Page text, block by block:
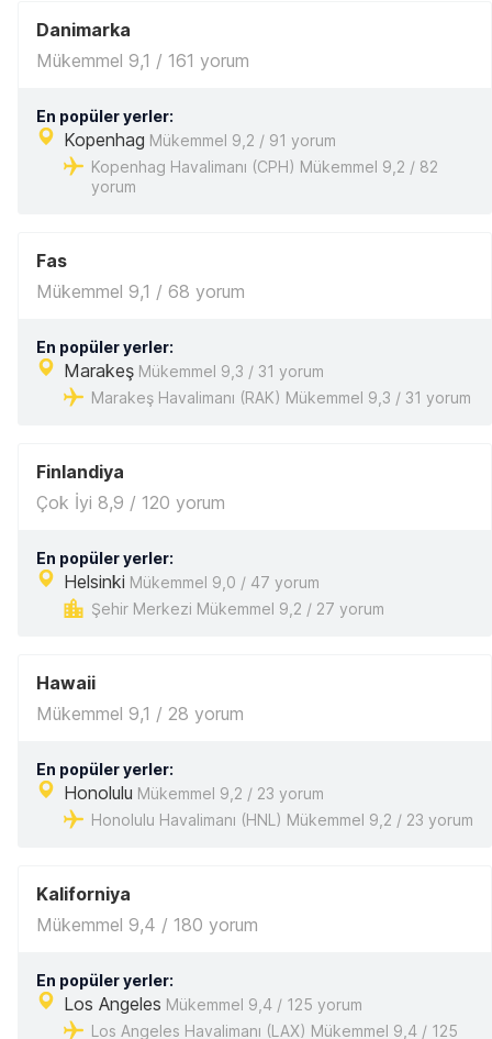
Danimarka
Mükemmel 9,1 / 161 yorum
En popüler yerler:
Kopenhag Mükemmel 9,2 / 91 yorum
Kopenhag Havalimanı (CPH) Mükemmel 9,2 / 82
yorum
Fas
Mükemmel 9,1 / 68 yorum
En popüler yerler:
Marakeş Mükemmel 9,3 / 31 yorum
Marakeş Havalimanı (RAK) Mükemmel 9,3 / 31 yorum
Finlandiya
Çok İyi 8,9 / 120 yorum
En popüler yerler:
Helsinki Mükemmel 9,0 / 47 yorum
Şehir Merkezi Mükemmel 9,2 / 27 yorum
Hawaii
Mükemmel 9,1 / 28 yorum
En popüler yerler:
Honolulu Mükemmel 9,2 / 23 yorum
Honolulu Havalimanı (HNL) Mükemmel 9,2 / 23 yorum
Kaliforniya
Mükemmel 9,4 / 180 yorum
En popüler yerler:
Los Angeles Mükemmel 9,4 / 125 yorum
Los Angeles Havalimanı (LAX) Mükemmel 9,4 / 125